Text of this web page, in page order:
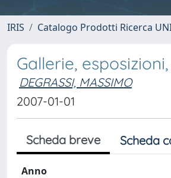
IRIS Catalogo Prodotti Ricerca
Gallerie,
DEGRASSI, MASSIMO
2007-01-01
Scheda breve Scheda
Anno